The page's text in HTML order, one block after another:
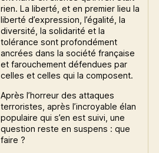
rien. La liberté, et en premier lieu la
liberté d’expression, l’égalité, la
diversité, la solidarité et la
tolérance sont profondément
ancrées dans la société française
et farouchement défendues par
celles et celles qui la composent.
Après l’horreur des attaques
terroristes, après l’incroyable élan
populaire qui s’en est suivi, une
question reste en suspens : que
faire ?